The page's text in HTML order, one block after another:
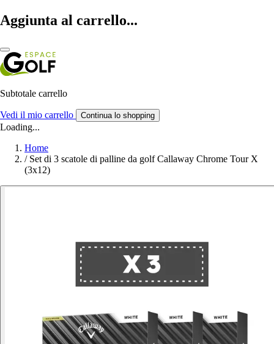
Aggiunta al carrello...
Subtotale carrello
Vedi il mio carrello Continua lo shopping
Loading...
Home
/ Set di 3 scatole di palline da golf Callaway Chrome Tour X
(3x12)